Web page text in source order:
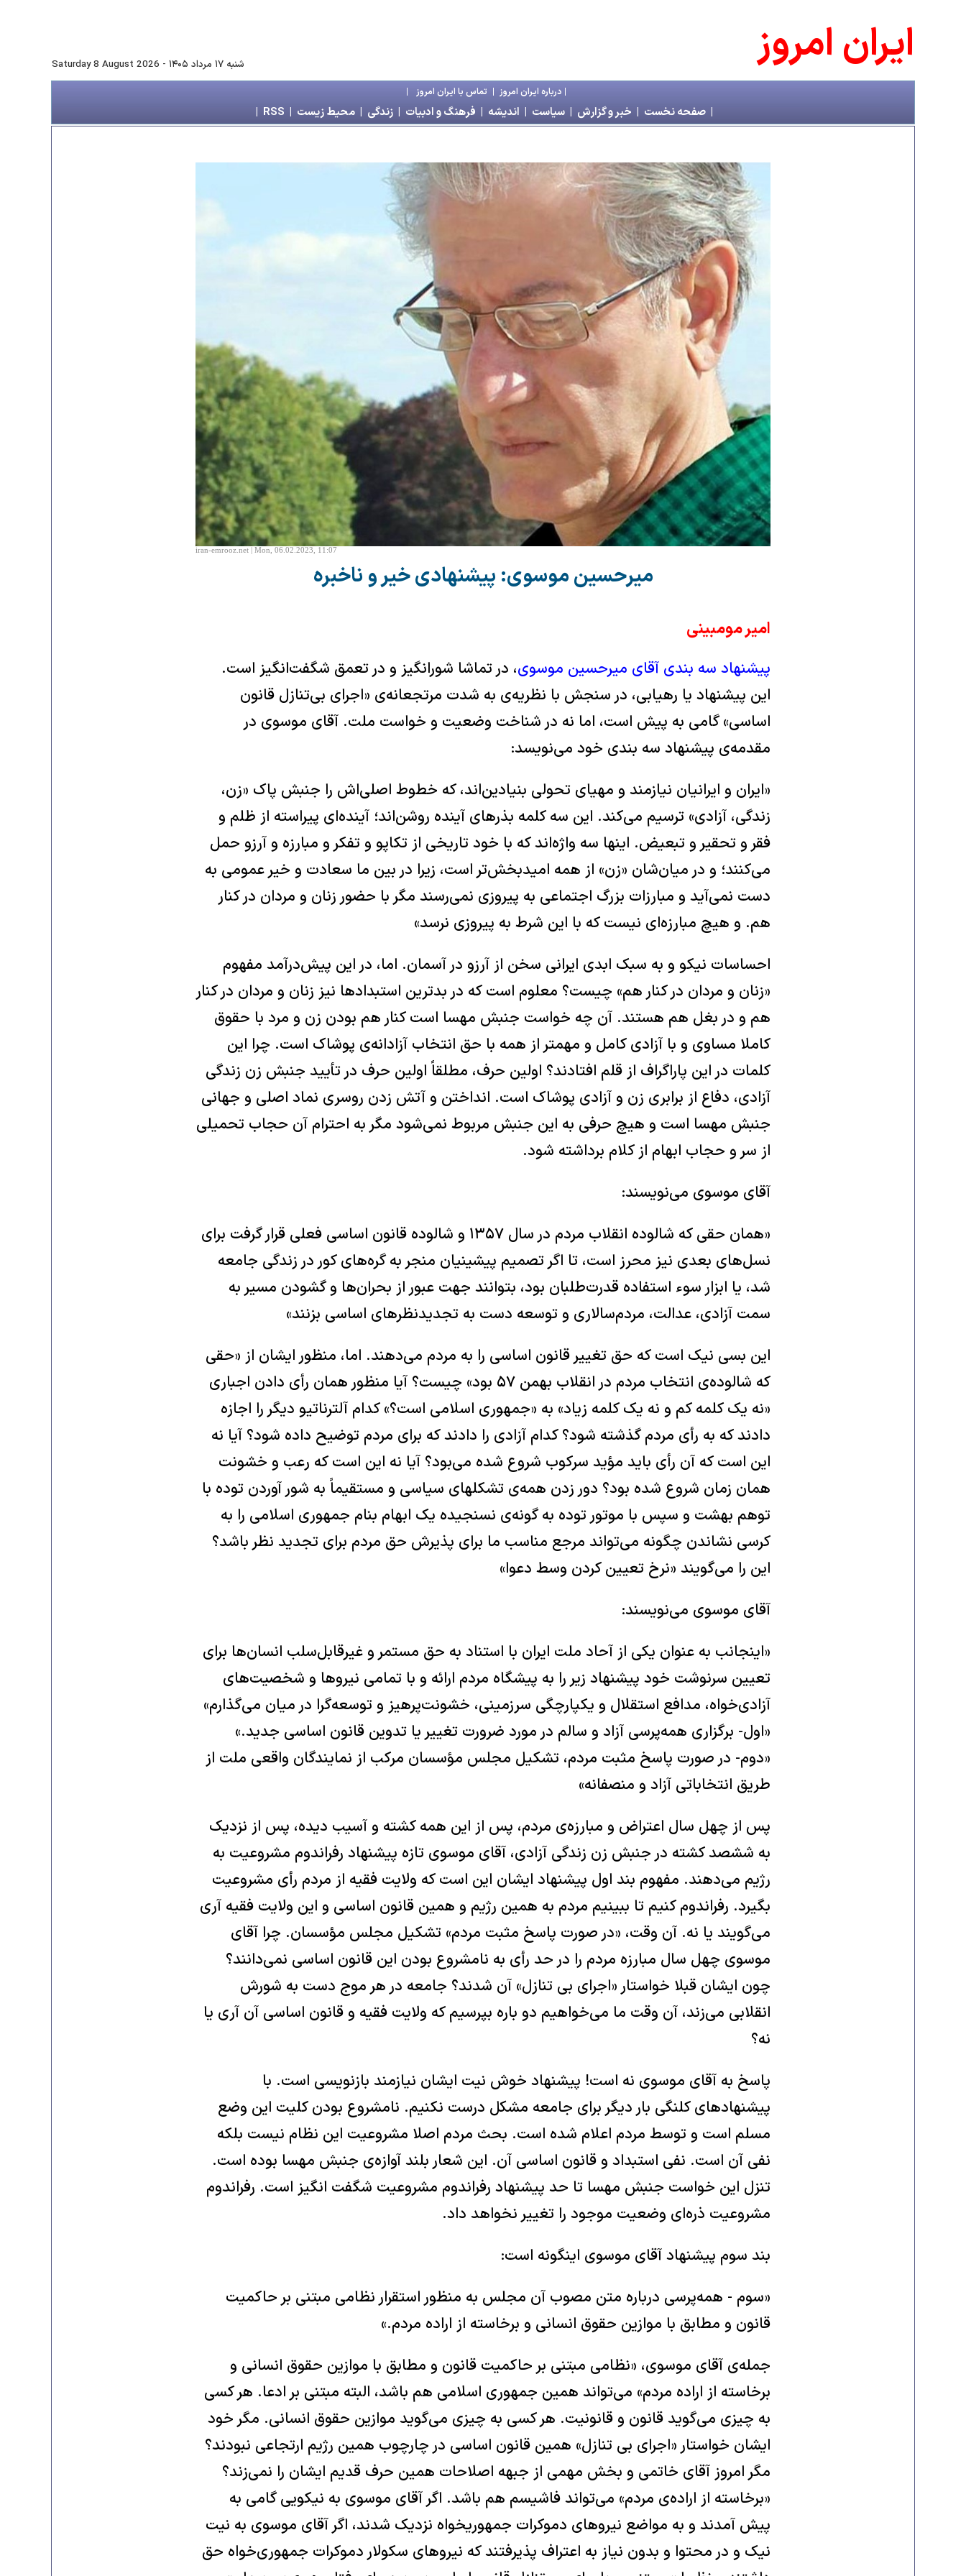
شنبه ۱۷ مرداد ۱۴۰۵ -
Saturday 8 August 2026 ايران امروز
|درباره ايران امروز | تماس با ايران امروز |
| صفحه نخست | خبر و گزارش | سياست | انديشه | فرهنگ و ادبيات | زندگی | محیط زیست |
RSS
|
iran-emrooz.net | Mon, 06.02.2023, 11:07
میرحسین موسوی: پیشنهادی خیر و ناخبره
امیر مومبینی
پیشنهاد سه بندی آقای میرحسین موسوی، در تماشا شورانگیز و در تعمق شگفت‌انگیز است.
این پیشنهاد یا رهیابی، در سنجش با نظریه‌ی به شدت مرتجعانه‌ی «اجرای بی‌تنازل قانون
اساسی» گامی به پیش است، اما نه در شناخت وضعیت و خواست ملت. آقای موسوی در
مقدمه‌ی پیشنهاد سه بندی خود می‌نویسد:
«ایران و ایرانیان نیازمند و مهیای تحولی بنیادین‌اند، که خطوط اصلی‌‌اش را جنبش پاک «زن،
زندگی، آزادی» ترسیم می‌کند. این سه کلمه بذرهای آینده روشن‌اند؛ آینده‌ای پیراسته از ظلم و
فقر و تحقیر و تبعیض. اینها سه واژه‌اند که با خود تاریخی از تکاپو و تفکر و مبارزه و آرزو حمل
می‌کنند؛ و در میان‌شان «زن» از همه امیدبخش‌تر است، زیرا در بین ما سعادت و خیر عمومی به
دست نمی‌‌‌آید و مبارزات بزرگ اجتماعی به پیروزی نمی‌‌‌رسند مگر با حضور زنان و مردان در کنار
هم. و هیچ مبارزه‌ای نیست که با این شرط به پیروزی نرسد»
احساسات نیکو و به سبک ابدی ایرانی سخن از آرزو در آسمان. اما، در این پیش‌درآمد مفهوم
«زنان و مردان در کنار هم» چیست؟ معلوم است که در بدترین استبدادها نیز زنان و مردان در کنار
هم و در بغل هم هستند. آن چه خواست جنبش مهسا است کنار هم بودن زن و مرد با حقوق
کاملا مساوی و با آزادی کامل و مهمتر از همه با حق انتخاب آزادانه‌ی پوشاک است. چرا این
کلمات در این پاراگراف از قلم افتادند؟ اولین حرف، مطلقاً اولین حرف در تأیید جنبش زن زندگی
آزادی، دفاع از برابری زن و آزادی پوشاک است. انداختن و آتش زدن روسری نماد اصلی و جهانی
جنبش مهسا است و هیچ حرفی به این جنبش مربوط نمی‌‌شود مگر به احترام آن حجاب تحمیلی
از سر و حجاب ابهام از کلام برداشته شود.
آقای موسوی می‌نویسند:
«همان حقی که شالوده‌ انقلاب مردم در سال ۱۳۵۷ و شالوده قانون اساسی فعلی قرار گرفت برای
نسل‌های بعدی نیز محرز است، تا اگر تصمیم پیشینیان منجر به گره‌های کور در زندگی‌‌ جامعه
شد، یا ابزار سوء استفاده‌ قدرت‌طلبان بود، بتوانند جهت عبور از بحران‌ها و گشودن مسیر به
سمت آزادی، عدالت، مردم‌سالاری و توسعه دست به تجدیدنظرهای اساسی بزنند»
این بسی نیک است که حق تغییر قانون اساسی را به مردم می‌دهند. اما، منظور ایشان از «حقی
که شالوده‌ی انتخاب مردم در انقلاب بهمن ۵۷ بود» چیست؟ آیا منظور همان رأی دادن اجباری
«نه یک کلمه کم و نه یک کلمه زیاد» به «جمهوری اسلامی است؟» کدام آلترناتیو دیگر را اجازه
دادند که به رأی مردم گذشته شود؟ کدام آزادی را دادند که برای مردم توضیح داده شود؟ آیا نه
این است که آن رأی باید مؤید سرکوب شروع شده می‌بود؟ آیا نه این است که رعب و خشونت
همان زمان شروع شده بود؟ دور زدن همه‌ی تشکلهای سیاسی و مستقیماً به شور آوردن توده با
توهم بهشت و سپس با موتور توده به گونه‌ی نسنجیده یک ابهام بنام جمهوری اسلامی را به
کرسی نشاندن چگونه می‌تواند مرجع مناسب ما برای پذیرش حق مردم برای تجدید نظر باشد؟
این را می‌گویند «نرخ تعیین کردن وسط دعوا»
آقای موسوی می‌نویسند:
«اینجانب به عنوان یکی از آحاد ملت ایران با استناد به حق مستمر و غیرقابل‌سلب انسان‌ها برای
تعیین سرنوشت خود پیشنهاد زیر را به پیشگاه مردم ارائه و با تمامی نیروها و شخصیت‌های
آزادی‌خواه، مدافع استقلال و یکپارچگی سرزمینی، خشونت‌پرهیز و توسعه‌گرا در میان می‌گذارم»
«اول- برگزاری همه‌پرسی آزاد و سالم در مورد ضرورت تغییر یا تدوین قانون اساسی جدید.»
«دوم- در صورت پاسخ مثبت مردم، تشکیل مجلس مؤسسان مرکب از نمایندگان واقعی ملت از
طریق انتخاباتی آزاد و منصفانه»
پس از چهل سال اعتراض و مبارزه‌ی مردم، پس از این همه کشته و آسیب دیده، پس از نزدیک
به ششصد کشته در جنبش زن زندگی آزادی، آقای موسوی تازه پیشنهاد رفراندوم مشروعیت به
رژیم می‌دهند. مفهوم بند اول پیشنهاد ایشان این است که ولایت فقیه از مردم رأی مشروعیت
بگیرد. رفراندوم کنیم تا ببینیم مردم به همین رژیم و همین قانون اساسی و این ولایت فقیه آری
می‌گویند یا نه. آن وقت، «در صورت پاسخ مثبت مردم» تشکیل مجلس مؤسسان. چرا آقای
موسوی چهل سال مبارزه مردم را در حد رأی به نامشروع بودن این قانون اساسی نمی‌‌دانند؟
چون ایشان قبلا خواستار «اجرای بی تنازل» آن شدند؟ جامعه در هر موج دست به شورش
انقلابی می‌زند، آن وقت ما می‌خواهیم دو باره بپرسیم که ولایت فقیه و قانون اساسی آن آری یا
نه؟
پاسخ به آقای موسوی نه است! پیشنهاد خوش نیت ایشان نیازمند بازنویسی است. با
پیشنهادهای کلنگی بار دیگر برای جامعه مشکل درست نکنیم. نامشروع بودن کلیت این وضع
مسلم است و توسط مردم اعلام شده است. بحث مردم اصلا مشروعیت این نظام نیست بلکه
نفی آن است. نفی استبداد و قانون اساسی آن. این شعار بلند آوازه‌ی جنبش مهسا بوده است.
تنزل این خواست جنبش مهسا تا حد پیشنهاد رفراندوم مشروعیت شگفت انگیز است. رفراندوم
مشروعیت ذره‌ای وضعیت موجود را تغییر نخواهد داد.
بند سوم پیشنهاد آقای موسوی اینگونه است:
«سوم - همه‌پرسی درباره متن مصوب آن مجلس به منظور استقرار نظامی مبتنی بر حاکمیت
قانون و مطابق با موازین حقوق انسانی و برخاسته از اراده مردم.»
جمله‌ی آقای موسوی، «نظامی مبتنی بر حاکمیت قانون و مطابق با موازین حقوق انسانی و
برخاسته از اراده مردم» می‌تواند همین جمهوری اسلامی هم باشد، البته مبتنی بر ادعا. هر کسی
به چیزی می‌گوید قانون و قانونیت. هر کسی به چیزی می‌گوید موازین حقوق انسانی. مگر خود
ایشان خواستار «اجرای بی تنازل» همین قانون اساسی در چارچوب همین رژیم ارتجاعی نبودند؟
مگر امروز آقای خاتمی و بخش مهمی از جبهه اصلاحات همین حرف قدیم ایشان را نمی‌‌زند؟
«برخاسته از اراده‌ی مردم» می‌تواند فاشیسم هم باشد. اگر آقای موسوی به نیکویی گامی به
پیش آمدند و به مواضع نیروهای دموکرات جمهوریخواه نزدیک شدند، اگر آقای موسوی به نیت
نیک و در محتوا و بدون نیاز به اعتراف پذیرفتند که نیروهای سکولار دموکرات جمهوری‌خواه حق